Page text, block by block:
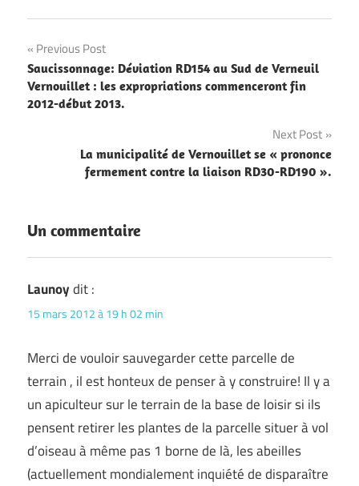
Navigation
de
l’article
Previous Post
Saucissonnage: Déviation RD154 au Sud de Verneuil
Vernouillet : les expropriations commenceront fin
2012-début 2013.
Next Post
La municipalité de Vernouillet se « prononce
fermement contre la liaison RD30-RD190 ».
Un commentaire
Launoydit :
15 mars 2012 à 19 h 02 min
Merci de vouloir sauvegarder cette parcelle de
terrain , il est honteux de penser à y construire! Il y a
un apiculteur sur le terrain de la base de loisir si ils
pensent retirer les plantes de la parcelle situer à vol
d’oiseau à même pas 1 borne de là, les abeilles
(actuellement mondialement inquiété de disparaître